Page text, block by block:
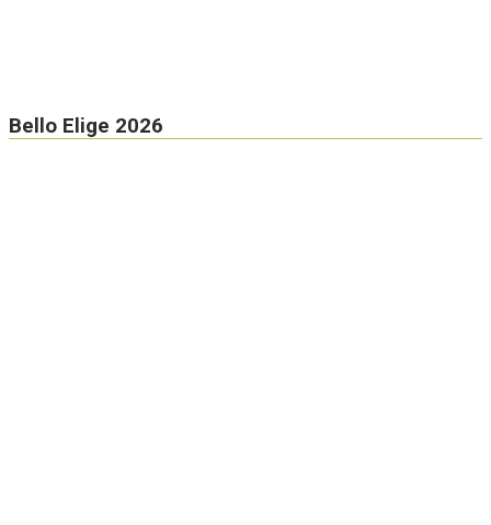
Bello Elige 2026